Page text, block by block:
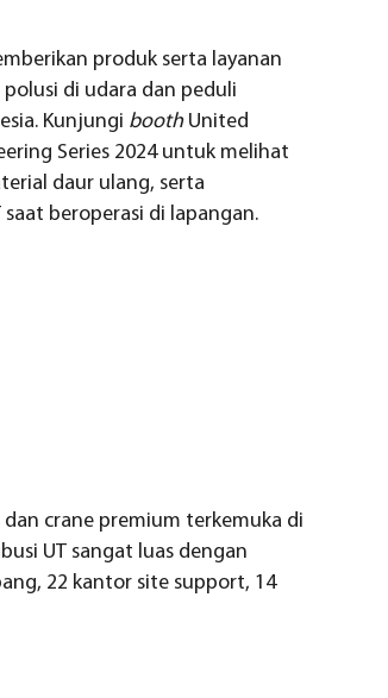
produk serta layanan
di udara dan peduli
Kunjungi booth United
Series 2024 untuk melihat
daur ulang, serta
beroperasi di lapangan.
crane premium terkemuka di
UT sangat luas dengan
22 kantor site support, 14